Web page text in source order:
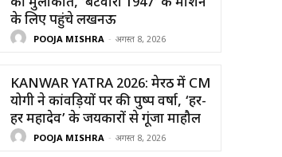
के लिए पहुंचे लखनऊ
POOJA MISHRA - अगस्त 8, 2026
KANWAR YATRA 2026: मेरठ में CM
योगी ने कांवड़ियों पर की पुष्प वर्षा, ‘हर-
हर महादेव’ के जयकारों से गूंजा माहौल
POOJA MISHRA - अगस्त 8, 2026